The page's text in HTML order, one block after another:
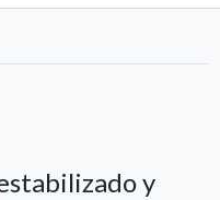
y